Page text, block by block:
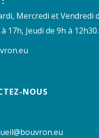
Mercredi et Vendredi
17h, Jeudi de 9h à 12h30.
NOUS